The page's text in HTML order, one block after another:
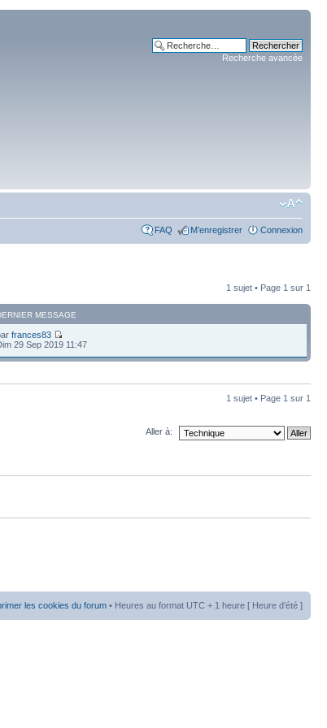
Recherche avancée
FAQ M’enregistrer Connexion
1 sujet • Page 1 sur 1
MESSAGE
frances83
29 Sep 2019 11:47
1 sujet • Page 1 sur 1
Aller à:
les cookies du forum • Heures au format UTC + 1 heure [ Heure d’été ]